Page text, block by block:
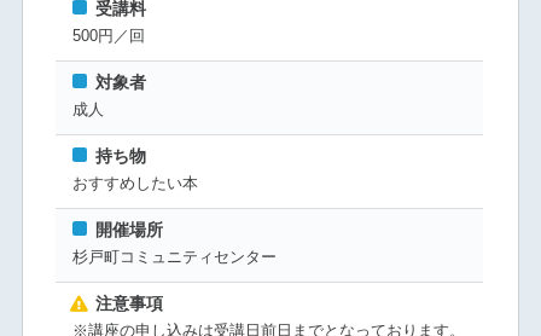
受講料
500円／回
対象者
成人
持ち物
おすすめしたい本
開催場所
杉戸町コミュニティセンター
注意事項
※講座の申し込みは受講日前日までとなっております。